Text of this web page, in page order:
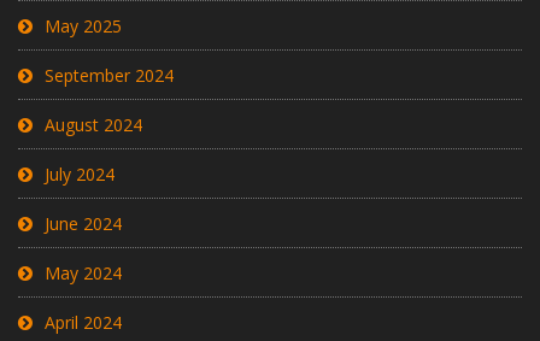
May 2025
September 2024
August 2024
July 2024
June 2024
May 2024
April 2024